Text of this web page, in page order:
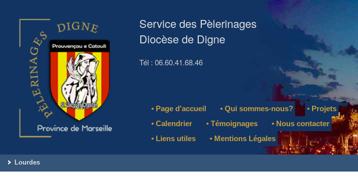
Service des Pèlerinages
Diocèse de Digne
Tél : 06.60.41.68.46
• Page d'accueil • Qui sommes-nous?
• Projets
• Calendrier
• Témoignages
• Nous contacter
• Liens utiles
• Mentions Légales
Lourdes